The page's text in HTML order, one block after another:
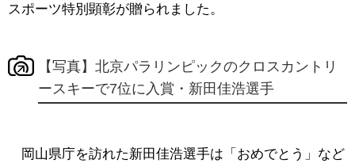
スポーツ特別顕彰が贈られました。
【写真】北京パラリンピックのクロスカントリ
ースキーで7位に入賞・新田佳浩選手
岡山県庁を訪れた新田佳浩選手は「おめでとう」など